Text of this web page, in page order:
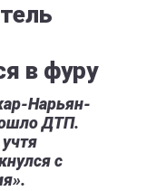
в фуру
Нарьян-
ДТП.
с